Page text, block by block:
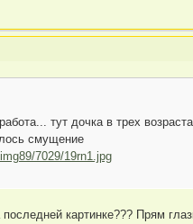
тут дочка в трех
смущение
7029/19rn1.jpg
картинке??? Прям